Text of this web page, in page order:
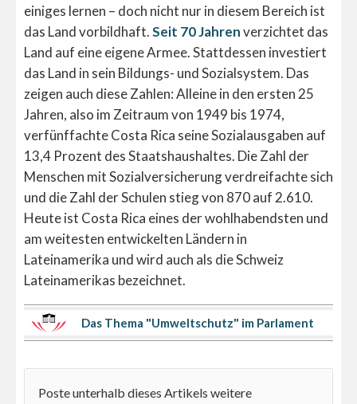
einiges lernen – doch nicht nur in diesem Bereich ist
das Land vorbildhaft.Seit 70 Jahrenverzichtet das
Land auf eine eigene Armee. Stattdessen investiert
das Land in sein Bildungs- und Sozialsystem. Das
zeigen auch diese Zahlen: Alleine in den ersten 25
Jahren, also im Zeitraum von 1949 bis 1974,
verfünffachte Costa Rica seine Sozialausgaben auf
13,4 Prozent des Staatshaushaltes. Die Zahl der
Menschen mit Sozialversicherung verdreifachte sich
und die Zahl der Schulen stieg von 870 auf 2.610.
Heute ist Costa Rica eines der wohlhabendsten und
am weitesten entwickelten Ländern in
Lateinamerika und wird auch als die Schweiz
Lateinamerikas bezeichnet.
Das Thema "Umweltschutz" im Parlament
Poste unterhalb dieses Artikels weitere